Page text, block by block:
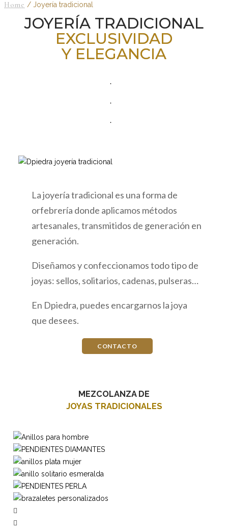
Home / Joyería tradicional
JOYERÍA TRADICIONAL
EXCLUSIVIDAD
Y ELEGANCIA
.
.
.
JOYAS
La joyería tradicional es una forma de
orfebrería donde aplicamos métodos
artesanales, transmitidos de generación en
generación.
Diseñamos y confeccionamos todo tipo de
joyas: sellos, solitarios, cadenas, pulseras…
En Dpiedra, puedes encargarnos la joya
que desees.
CONTACTO
MEZCOLANZA DE
JOYAS TRADICIONALES